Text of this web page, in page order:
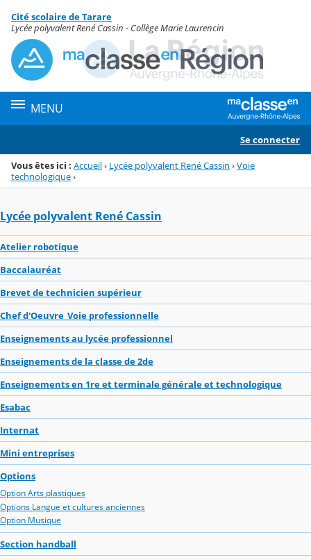
Menu de la rubrique
Contenu
Cité scolaire de Tarare
Lycée polyvalent René Cassin - Collège Marie Laurencin
MENU
Se connecter
Vous êtes ici : Accueil› Lycée polyvalent René Cassin ›Voie
technologique›
Lycée polyvalent René Cassin
Atelier robotique
Baccalauréat
Brevet de technicien supérieur
Chef d'Oeuvre_Voie professionnelle
Enseignements au lycée professionnel
Enseignements de la classe de 2de
Enseignements en 1re et terminale générale et technologique
Esabac
Internat
Mini entreprises
Options
Option Arts plastiques
Options Langue et cultures anciennes
Option Musique
Section handball